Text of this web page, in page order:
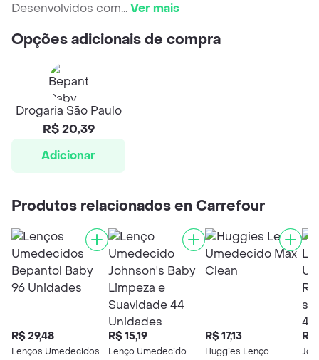
Desenvolvidos com...Ver mais
Opções adicionais de compra
Drogaria São Paulo
R$ 20,39
Adicionar
Produtos relacionados en Carrefour
R$ 29,48
Lenços Umedecidos
R$ 15,19
Lenço Umedecido
R$ 17,13
Huggies Lenço
R$